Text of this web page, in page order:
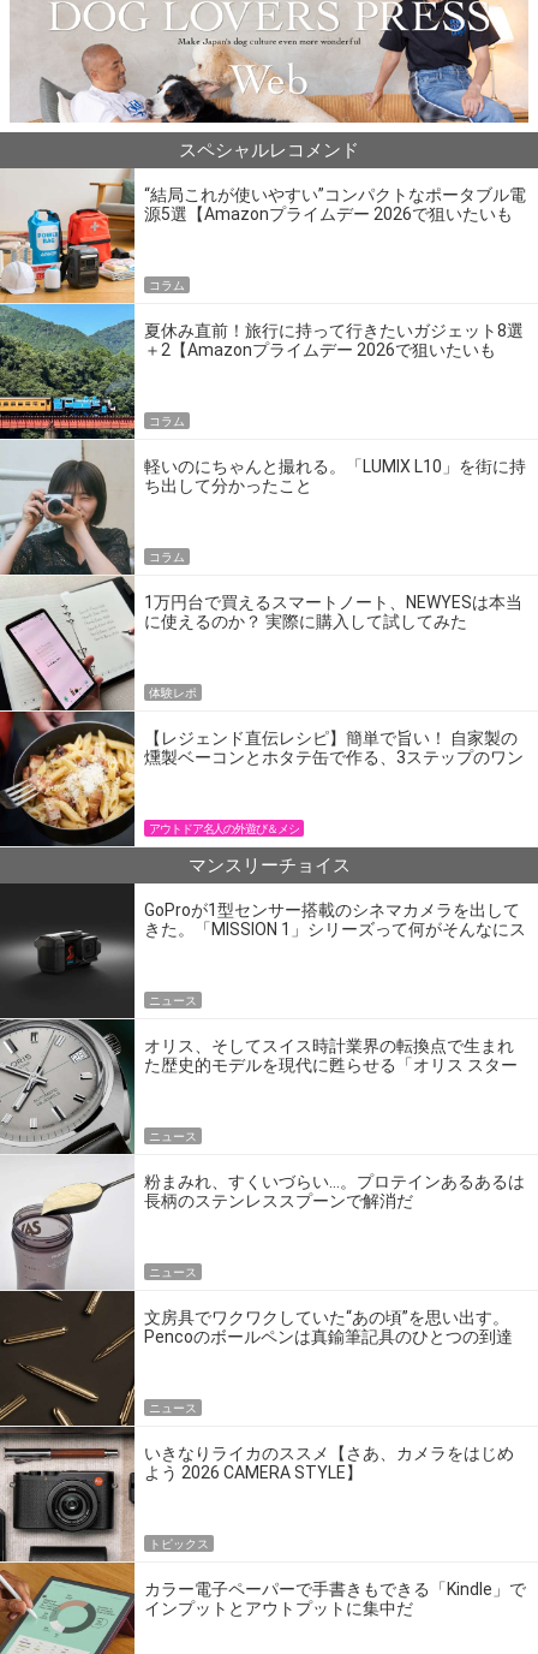
スペシャルレコメンド
“結局これが使いやすい”コンパクトなポータブル電
源5選【Amazonプライムデー 2026で狙いたいも
コラム
夏休み直前！旅行に持って行きたいガジェット8選
＋2【Amazonプライムデー 2026で狙いたいも
コラム
軽いのにちゃんと撮れる。「LUMIX L10」を街に持
ち出して分かったこと
コラム
1万円台で買えるスマートノート、NEWYESは本当
に使えるのか？ 実際に購入して試してみた
体験レポ
【レジェンド直伝レシピ】簡単で旨い！ 自家製の
燻製ベーコンとホタテ缶で作る、3ステップのワン
アウトドア名人の外遊び＆メシ
マンスリーチョイス
GoProが1型センサー搭載のシネマカメラを出して
きた。「MISSION 1」シリーズって何がそんなにス
ニュース
オリス、そしてスイス時計業界の転換点で生まれ
た歴史的モデルを現代に甦らせる「オリス スター
ニュース
粉まみれ、すくいづらい…。プロテインあるあるは
長柄のステンレススプーンで解消だ
ニュース
文房具でワクワクしていた“あの頃”を思い出す。
Pencoのボールペンは真鍮筆記具のひとつの到達
ニュース
いきなりライカのススメ【さあ、カメラをはじめ
よう 2026 CAMERA STYLE】
トピックス
カラー電子ペーパーで手書きもできる「Kindle」で
インプットとアウトプットに集中だ